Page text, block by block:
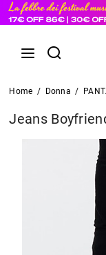
Home / Donna /
Jeans